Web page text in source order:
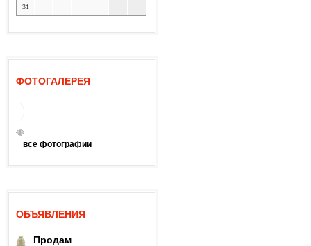
31
ФОТОГАЛЕРЕЯ
все фотографии
ОБЪЯВЛЕНИЯ
Продам